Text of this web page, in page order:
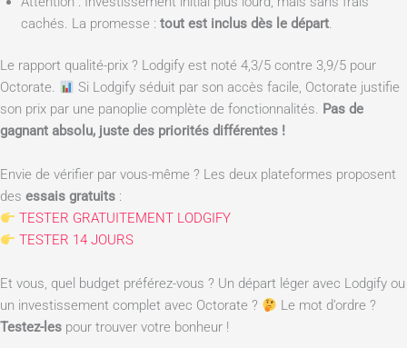
cachés. La promesse : tout est inclus dès le départ.
Le rapport qualité-prix ? Lodgify est noté 4,3/5 contre 3,9/5 pour
Octorate.
Si Lodgify séduit par son accès facile, Octorate justifie
son prix par une panoplie complète de fonctionnalités. Pas de
gagnant absolu, juste des priorités différentes !
Envie de vérifier par vous-même ? Les deux plateformes proposent
des essais gratuits :
TESTER GRATUITEMENT LODGIFY
TESTER 14 JOURS
Et vous, quel budget préférez-vous ? Un départ léger avec Lodgify ou
un investissement complet avec Octorate ?
Le mot d’ordre ?
Testez-les pour trouver votre bonheur !